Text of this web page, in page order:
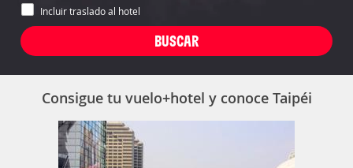
Incluir traslado al hotel
Consigue tu vuelo+hotel y conoce Taipéi